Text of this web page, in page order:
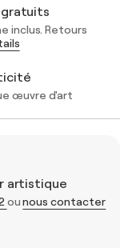
inclus. Retours
œuvre d'art
artistique
ounous contacter